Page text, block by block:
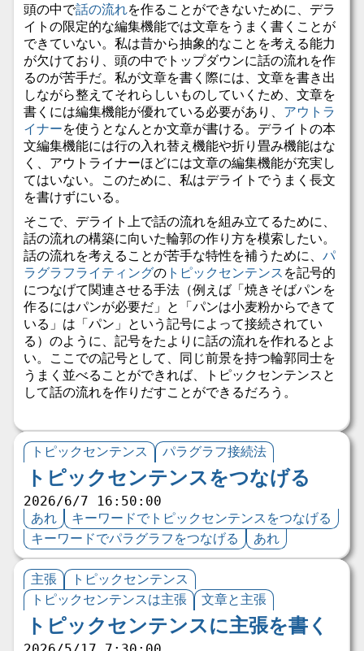
頭の中で話の流れを作ることができないために、デラ
イトの限定的な編集機能では文章をうまく書くことが
できていない。私は昔から抽象的なことを考える能力
が欠けており、頭の中でトップダウンに話の流れを作
るのが苦手だ。私が文章を書く際には、文章を書き出
しながら整えてそれらしいものしていくため、文章を
書くには編集機能が優れている必要があり、 アウトラ
イナーを使うとなんとか文章が書ける。デライトの本
文編集機能には行の入れ替え機能や折り畳み機能はな
く、アウトライナーほどには文章の編集機能が充実し
てはいない。このために、私はデライトでうまく長文
を書けずにいる。
そこで、デライト上で話の流れを組み立てるために、
話の流れの構築に向いた輪郭の作り方を模索したい。
話の流れを考えることが苦手な特性を補うために、 パ
ラグラフライティングのトピックセンテンス を記号的
につなげて関連させる手法（例えば「焼きそばパンを
作るにはパンが必要だ」と「パンは小麦粉からできて
いる」は「パン」という記号によって接続されてい
る）のように、記号をたよりに話の流れを作れるとよ
い。ここでの記号として、同じ前景を持つ輪郭同士を
うまく並べることができれば、トピックセンテンスと
して話の流れを作りだすことができるだろう。
トピックセンテンス パラグラフ接続法
トピックセンテンスをつなげる
2026/6/7 16:50:00
あれ
キーワードでトピックセンテンスをつなげる
キーワードでパラグラフをつなげる
あれ
主張
トピックセンテンス
トピックセンテンスは主張
文章と主張
トピックセンテンスに主張を書く